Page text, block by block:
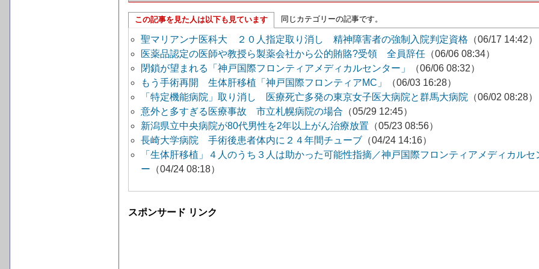
この記事を見た人は以下も見ています 同じカテゴリーの記事です。
聖マリアンナ医科大 ２０人指定取り消し 精神障害者の強制入院判定資格 （06/17 14:42）
医薬品認定の医師や教授ら製薬会社から公的賄賂?受領 全員辞任 （06/06 08:34）
閉鎖が望まれる「神戸国際フロンティアメディカルセンター」
（06/06 08:32）
もう手術再開 生体肝移植「神戸国際フロンティアMC」
（06/03 16:28）
「特定機能病院」取り消し 医療死亡多発の東京女子医大病院と群馬大病院 （06/02 08:28）
意外と多すぎる医療事故 市立札幌病院の場合 （05/29 12:45）
新潟県立中央病院が80代男性を2年以上がん治療放置 （05/23 08:56）
長崎大学病院 手術後患者体内に２４年間チューブ （04/24 14:16）
「生体肝移植」４人のうち３人は助かった可能性指摘／神戸国際フロンティアメディカルセ
ー （04/24 08:18）
スポンサード リンク